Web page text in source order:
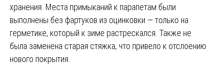
хранения. Места примыканий к парапетам были
выполнены без фартуков из оцинковки — только на
герметике, который к зиме растрескался. Также не
была заменена старая стяжка, что привело к отслоению
нового покрытия.